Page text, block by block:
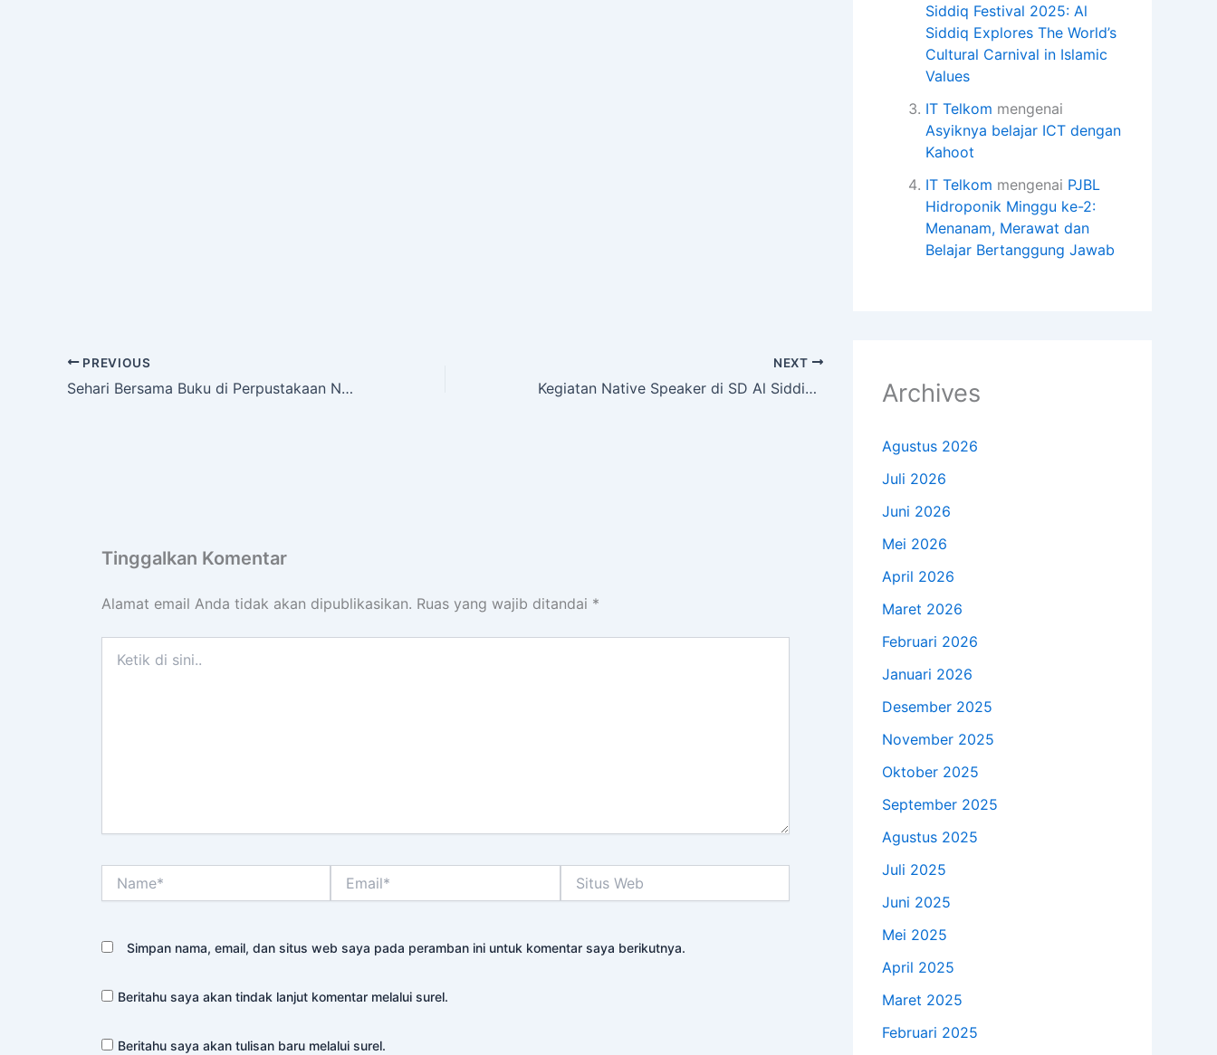
PREVIOUS
Sehari Bersama Buku di Perpustakaan Nasional
NEXT
Kegiatan Native Speaker di SD Al Siddiq International
Tinggalkan Komentar
Alamat email Anda tidak akan dipublikasikan. Ruas yang wajib ditandai *
Web
Simpan nama, email, dan situs web saya pada peramban ini untuk komentar saya berikutnya.
Beritahu saya akan tindak lanjut komentar melalui surel.
Beritahu saya akan tulisan baru melalui surel.
Siddiq Festival 2025: Al
Siddiq Explores The World’s
Cultural Carnival in Islamic
Values
IT Telkom mengenai
Asyiknya belajar ICT dengan
Kahoot
IT Telkom mengenai PJBL
Hidroponik Minggu ke-2:
Menanam, Merawat dan
Belajar Bertanggung Jawab
Archives
Agustus 2026
Juli 2026
Juni 2026
Mei 2026
April 2026
Maret 2026
Februari 2026
Januari 2026
Desember 2025
November 2025
Oktober 2025
September 2025
Agustus 2025
Juli 2025
Juni 2025
Mei 2025
April 2025
Maret 2025
Februari 2025